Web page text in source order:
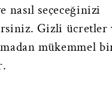
nasıl seçeceğinizi
Gizli ücretler
mükemmel